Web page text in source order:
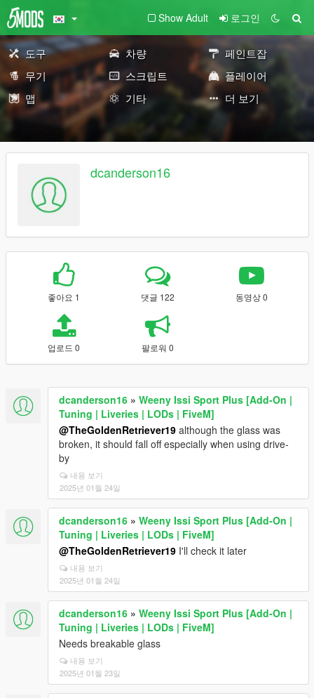
Show Adult 로그인
도구 차량
페인트잡
무기
스크립트
플레이어
맵
기타 더 보기
dcanderson16
좋아요 1 댓글 122 동영상 0
업로드 0 팔로워 0
dcanderson16 » Weeny Issi Sport Plus [Add-On |
Tuning | Liveries | LODs | FiveM]
@TheGoldenRetriever19 although the glass was
broken, it should fall off especially when using drive-
by
내용 보기
2025년 01월 24일
dcanderson16 » Weeny Issi Sport Plus [Add-On |
Tuning | Liveries | LODs | FiveM]
@TheGoldenRetriever19 I'll check it later
내용 보기
2025년 01월 24일
dcanderson16 » Weeny Issi Sport Plus [Add-On |
Tuning | Liveries | LODs | FiveM]
Needs breakable glass
내용 보기
2025년 01월 23일